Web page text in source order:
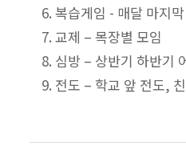
6. 복습게임 - 매달 마지
7. 교제 – 목장별 모임
8. 심방 – 상반기 하반기
9. 전도 – 학교 앞 전도,